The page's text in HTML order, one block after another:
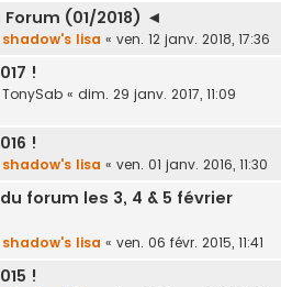
(01/2018) ◄
shadow's lisa « ven. 12 janv. 2018, 17:36
!
TonySab « dim. 29 janv. 2017, 11:09
!
shadow's lisa « ven. 01 janv. 2016, 11:30
forum les 3, 4 & 5 février
shadow's lisa « ven. 06 févr. 2015, 11:41
!